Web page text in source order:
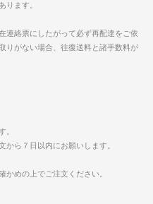
ります。
連絡票にしたがって必ず再配達をご依
りがない場合、往復送料と諸手数料が
。
から７日以内にお願いします。
かめの上でご注文ください。